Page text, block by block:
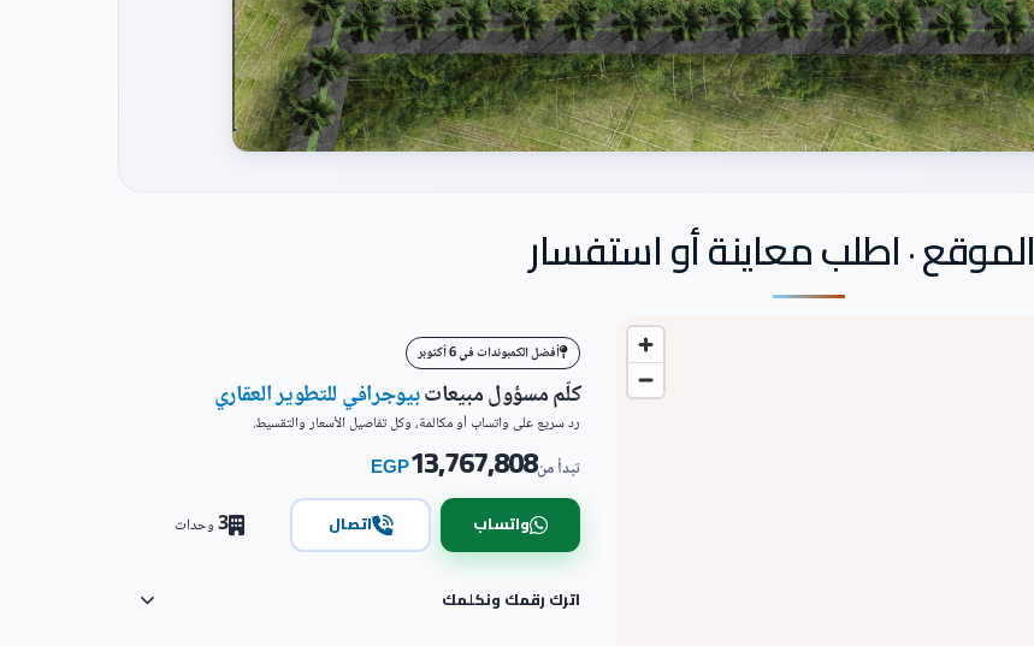
الموقع · اطلب معاينة أو استفسار
أفضل الكمبوندات في 6 أكتوبر
كلّم مسؤول مبيعاتبيوجرافي للتطوير العقاري
رد سريع على واتساب أو مكالمة، وكل تفاصيل الأسعار والتقسيط.
تبدأ من13,767,808
EGP
واتساب اتصال 3وحدات
اترك رقمك ونكلمك